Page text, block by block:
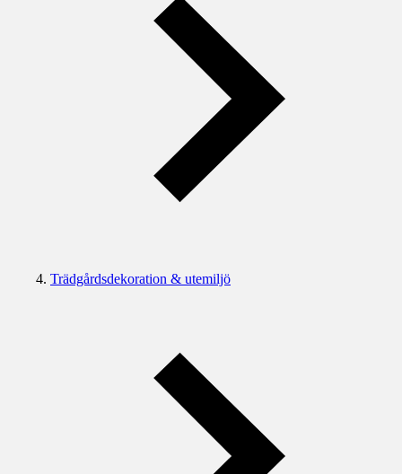
Trädgårdsdekoration & utemiljö